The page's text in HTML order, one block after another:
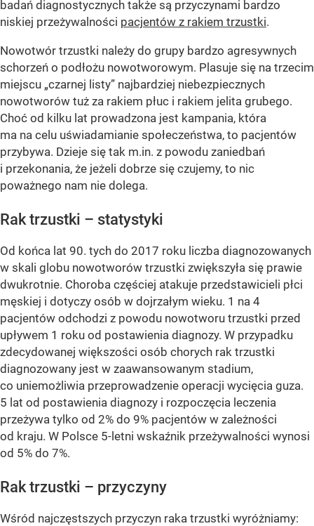
badań diagnostycznych także są przyczynami bardzo
niskiej przeżywalności pacjentów z rakiem trzustki.
Nowotwór trzustki należy do grupy bardzo agresywnych
schorzeń o podłożu nowotworowym. Plasuje się na trzecim
miejscu „czarnej listy” najbardziej niebezpiecznych
nowotworów tuż za rakiem płuc i rakiem jelita grubego.
Choć od kilku lat prowadzona jest kampania, która
ma na celu uświadamianie społeczeństwa, to pacjentów
przybywa. Dzieje się tak m.in. z powodu zaniedbań
i przekonania, że jeżeli dobrze się czujemy, to nic
poważnego nam nie dolega.
Rak trzustki – statystyki
Od końca lat 90. tych do 2017 roku liczba diagnozowanych
w skali globu nowotworów trzustki zwiększyła się prawie
dwukrotnie. Choroba częściej atakuje przedstawicieli płci
męskiej i dotyczy osób w dojrzałym wieku. 1 na 4
pacjentów odchodzi z powodu nowotworu trzustki przed
upływem 1 roku od postawienia diagnozy. W przypadku
zdecydowanej większości osób chorych rak trzustki
diagnozowany jest w zaawansowanym stadium,
co uniemożliwia przeprowadzenie operacji wycięcia guza.
5 lat od postawienia diagnozy i rozpoczęcia leczenia
przeżywa tylko od 2% do 9% pacjentów w zależności
od kraju. W Polsce 5-letni wskaźnik przeżywalności wynosi
od 5% do 7%.
Rak trzustki – przyczyny
Wśród najczęstszych przyczyn raka trzustki wyróżniamy: